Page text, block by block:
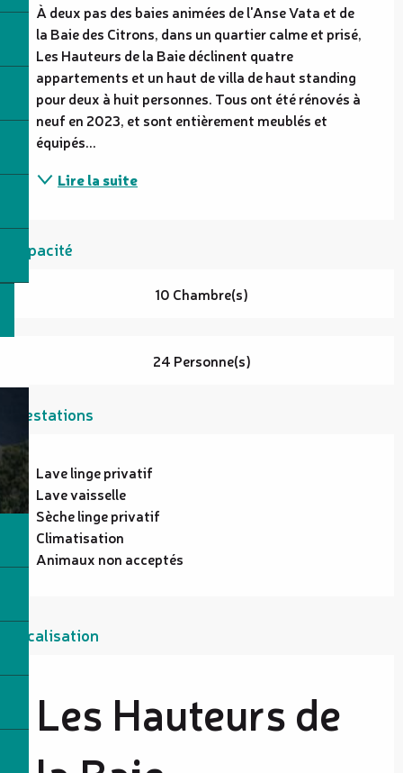
À deux pas des baies animées de l'Anse Vata et de
la Baie des Citrons, dans un quartier calme et prisé,
Les Hauteurs de la Baie déclinent quatre
appartements et un haut de villa de haut standing
pour deux à huit personnes. Tous ont été rénovés à
neuf en 2023, et sont entièrement meublés et
équipés...
Lire la suite
Capacité
10 Chambre(s)
24 Personne(s)
Prestations
Lave linge privatif
Lave vaisselle
Sèche linge privatif
Climatisation
Animaux non acceptés
Localisation
Les Hauteurs de